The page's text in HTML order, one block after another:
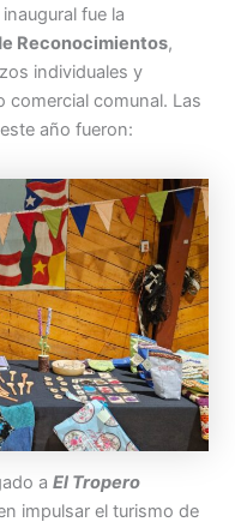
fue la
Reconocimientos,
individuales y
comercial comunal. Las
año fueron:
aEl Tropero
impulsar el turismo de